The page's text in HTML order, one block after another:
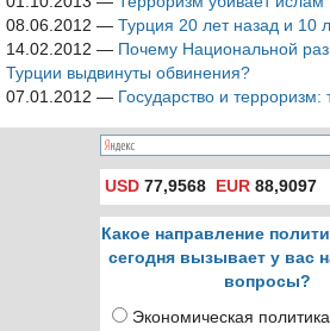
08.06.2012 — Турция 20 лет назад и 10
14.02.2012 — Почему Национальной
Турции выдвинуты обвинения?
07.01.2012 — Государство и терроризм:
USD 77,9568 EUR 88,9097
Какое направление
сегодня вызывает у вас
вопросы?
Экономическая политика